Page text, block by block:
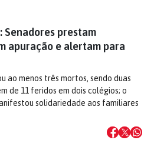
Senadores prestam
apuração e alertam para
ao menos três mortos, sendo duas
de 11 feridos em dois colégios; o
solidariedade aos familiares